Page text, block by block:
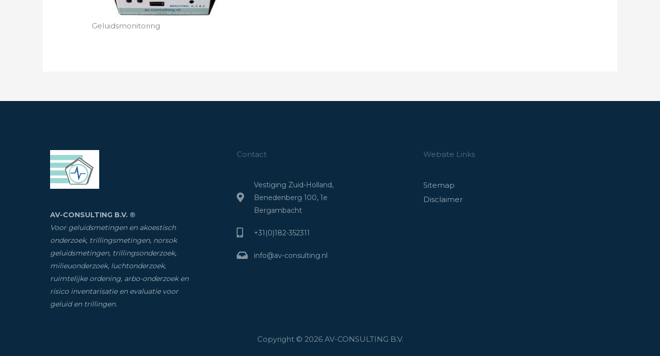
Geluidsmonitoring
AV-CONSULTING B.V. ®
Voor geluidsmetingen en akoestisch
onderzoek, trillingsmetingen, norsok
geluidsmetingen, trillingsonderzoek,
milieuonderzoek, luchtonderzoek,
ruimtelijke ordening, arbo-onderzoek en
risico inventarisatie en evaluatie voor
geluid en trillingen.
Contact
Vestiging Zuid-Holland,
Benedenberg 100, 1e
Bergambacht
+31(0)182-352311
info@av-consulting.nl
Website Links
Sitemap
Disclaimer
Copyright © 2026 AV-CONSULTING B.V.